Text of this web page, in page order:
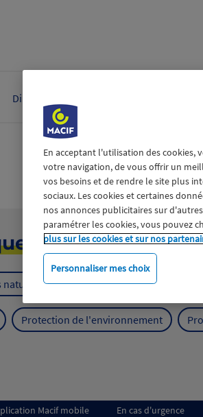
Dirigeants et experts
naturelles Climat Engagement
Protection de l'environnement
Macif mobile En cas d'urgence
En acceptant l'utilisation des cookies,
votre navigation, de vous offrir un
vos besoins et de rendre le site plus
sociaux. Les cookies et certaines
nos annonces publicitaires sur
paramétrer les cookies, vous pouvez
plus sur les cookies et sur nos
Personnaliser mes choix